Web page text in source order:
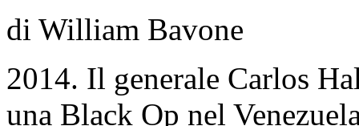
di William Bavone
2014. Il generale Carlos
una Black Op nel